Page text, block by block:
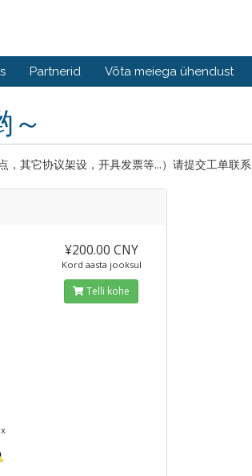
Partnerid Võta meiega ühendust
～
，其它协议架设，开具发票等...）请提交工单联系
¥200.00 CNY
Kord aasta jooksul
Telli kohe